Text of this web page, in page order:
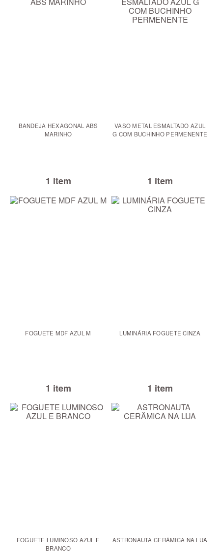
BANDEJA HEXAGONAL ABS
MARINHO
1 item
VASO METAL ESMALTADO AZUL
G COM BUCHINHO PERMENENTE
1 item
FOGUETE MDF AZUL M
1 item
LUMINÁRIA FOGUETE CINZA
1 item
FOGUETE LUMINOSO AZUL E
BRANCO
ASTRONAUTA CERÂMICA NA LUA